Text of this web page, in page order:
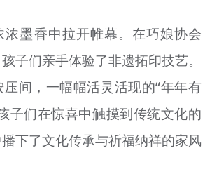
+
浓墨香中拉开帷幕。在巧娘协会
子们亲手体验了非遗拓印技艺。
间，一幅幅活灵活现的“年年有
子们在惊喜中触摸到传统文化的
下了文化传承与祈福纳祥的家风